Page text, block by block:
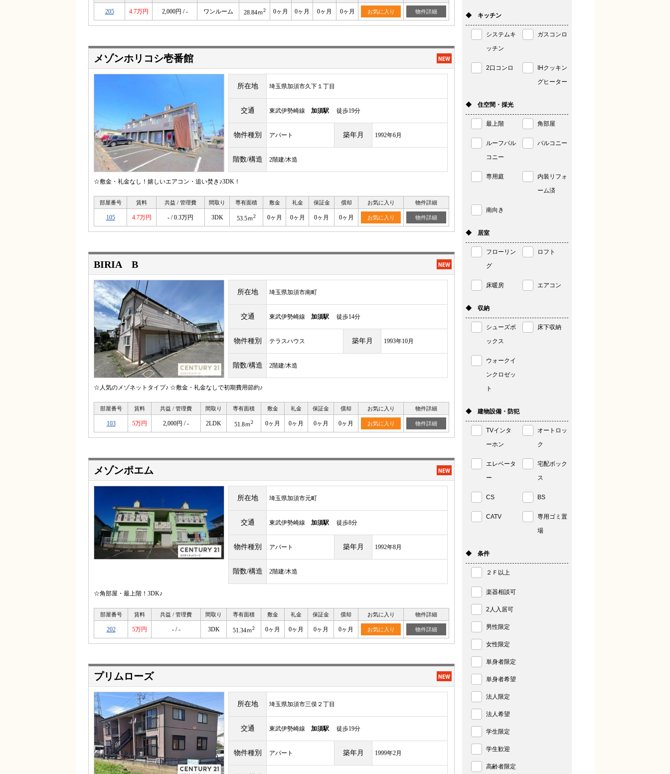
205 4.7万円 2,000円 / - ワンルーム 28.84ｍ2 0ヶ月 0ヶ月 0ヶ月 0ヶ月 お気に入り 物件詳細
メゾンホリコシ壱番館
所在地 埼玉県加須市久下１丁目
交通 東武伊勢崎線 加須駅 徒歩19分
物件種別 アパート 築年月 1992年6月
階数/構造 2階建/木造
☆敷金・礼金なし！嬉しいエアコン・追い焚き♪3DK！
部屋番号 賃料 共益 / 管理費 間取り 専有面積 敷金 礼金 保証金 償却 お気に入り 物件詳細
105 4.7万円 - / 0.3万円 3DK 53.5ｍ2 0ヶ月 0ヶ月 0ヶ月 0ヶ月 お気に入り 物件詳細
BIRIA B
所在地 埼玉県加須市南町
交通 東武伊勢崎線 加須駅 徒歩14分
物件種別 テラスハウス 築年月 1993年10月
階数/構造 2階建/木造
☆人気のメゾネットタイプ♪ ☆敷金・礼金なしで初期費用節約♪
部屋番号 賃料 共益 / 管理費 間取り 専有面積 敷金 礼金 保証金 償却 お気に入り 物件詳細
103 5万円 2,000円 / - 2LDK 51.8ｍ2 0ヶ月 0ヶ月 0ヶ月 0ヶ月 お気に入り 物件詳細
メゾンポエム
所在地 埼玉県加須市元町
交通 東武伊勢崎線 加須駅 徒歩8分
物件種別 アパート 築年月 1992年8月
階数/構造 2階建/木造
☆角部屋・最上階！3DK♪
部屋番号 賃料 共益 / 管理費 間取り 専有面積 敷金 礼金 保証金 償却 お気に入り 物件詳細
202 5万円 - / - 3DK 51.34ｍ2 0ヶ月 0ヶ月 0ヶ月 0ヶ月 お気に入り 物件詳細
プリムローズ
所在地 埼玉県加須市三俣２丁目
交通 東武伊勢崎線 加須駅 徒歩19分
物件種別 アパート 築年月 1999年2月
◆ キッチン
システムキ
ッチン
ガスコンロ
2口コンロ
IHクッキン
グヒーター
◆ 住空間・採光
最上階 角部屋
ルーフバル
コニー
バルコニー
専用庭
内装リフォ
ーム済
南向き
◆ 居室
フローリン
グ
ロフト
床暖房 エアコン
◆ 収納
シューズボ
ックス
床下収納
ウォークイ
ンクロゼッ
ト
◆ 建物設備・防犯
TVインタ
ーホン
オートロッ
ク
エレベータ
ー
宅配ボック
ス
CS BS
CATV
専用ゴミ置
場
◆ 条件
２Ｆ以上
楽器相談可
2人入居可
男性限定
女性限定
単身者限定
単身者希望
法人限定
法人希望
学生限定
学生歓迎
高齢者限定